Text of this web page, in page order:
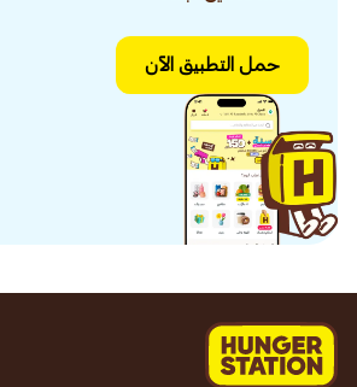
حمل التطبيق الآن